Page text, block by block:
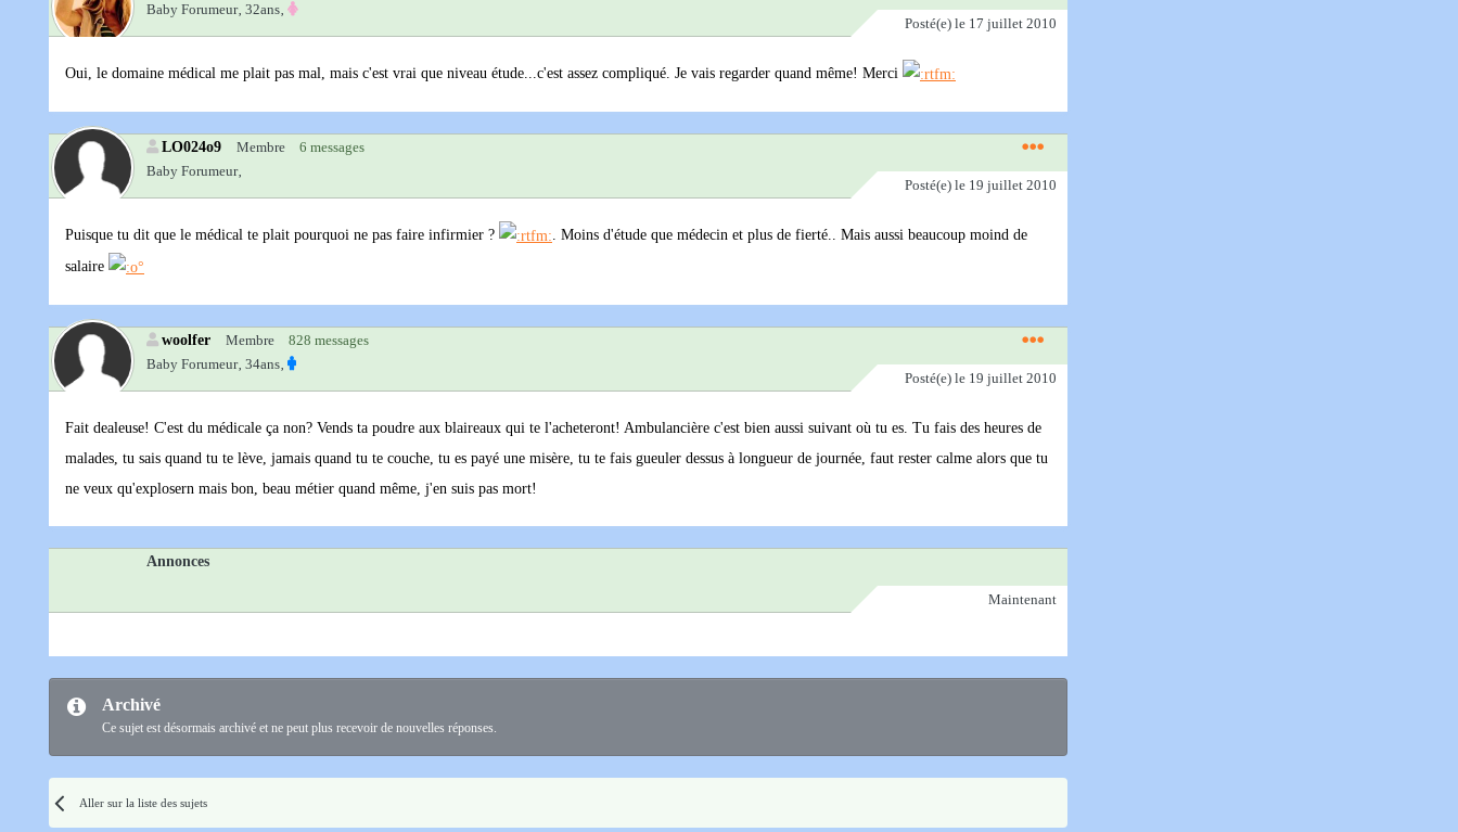
Baby Forumeur‚ 32ans‚
Posté(e) le 17 juillet 2010
Oui, le domaine médical me plait pas mal, mais c'est vrai que niveau étude...c'est assez compliqué. Je vais regarder quand même! Merci
LO024o9 Membre
6 messages
Baby Forumeur‚
Posté(e) le 19 juillet 2010
Puisque tu dit que le médical te plait pourquoi ne pas faire infirmier ?
. Moins d'étude que médecin et plus de fierté.. Mais aussi beaucoup moind de
salaire
woolfer Membre
828 messages
Baby Forumeur‚ 34ans‚
Posté(e) le 19 juillet 2010
Fait dealeuse! C'est du médicale ça non? Vends ta poudre aux blaireaux qui te l'acheteront! Ambulancière c'est bien aussi suivant où tu es. Tu fais des heures de
malades, tu sais quand tu te lève, jamais quand tu te couche, tu es payé une misère, tu te fais gueuler dessus à longueur de journée, faut rester calme alors que tu
ne veux qu'explosern mais bon, beau métier quand même, j'en suis pas mort!
Annonces
Maintenant
Archivé
Ce sujet est désormais archivé et ne peut plus recevoir de nouvelles réponses.
Aller sur la liste des sujets